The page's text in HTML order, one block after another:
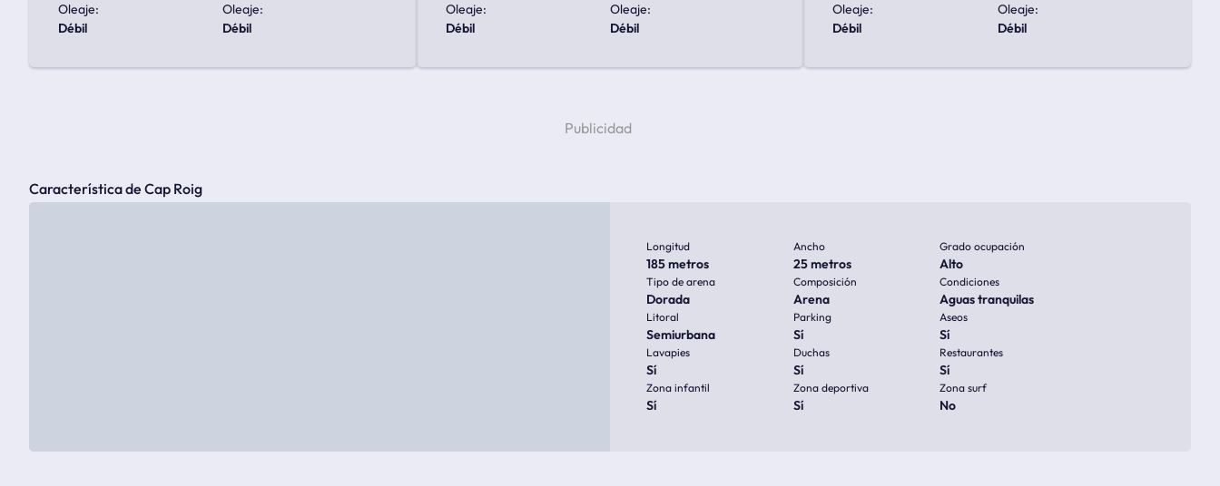
Oleaje:
débil
Oleaje:
débil
Oleaje:
débil
Oleaje:
débil
Oleaje:
débil
Oleaje:
débil
Característica de Cap Roig
Longitud
185 metros
Ancho
25 metros
Grado ocupación
Alto
Tipo de arena
Dorada
Composición
Arena
Condiciones
Aguas tranquilas
Litoral
Semiurbana
Parking
Sí
Aseos
Sí
Lavapies
Sí
Duchas
Sí
Restaurantes
Sí
Zona infantil
Sí
Zona deportiva
Sí
Zona surf
No